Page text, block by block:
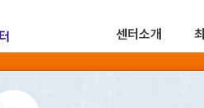
센터소개